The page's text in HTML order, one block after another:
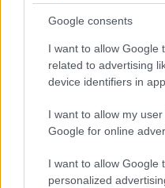
Google consents
I want to allow Google
related to advertising
device identifiers in
I want to allow my
Google for online
I want to allow Google
personalized
Precedente
Roma sotto
osservazione:
attesi temporali
intensi mercoledì 3
giugno
Maltempo